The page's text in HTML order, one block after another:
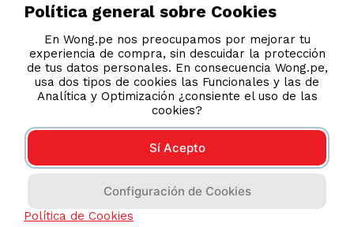
DESCARGA NUESTRA APP
Esta tienda usa Niubiz para realizar transacciones
Política general sobre Cookies
En Wong.pe nos preocupamos por mejorar tu
experiencia de compra, sin descuidar la protección
de tus datos personales. En consecuencia Wong.pe,
usa dos tipos de cookies las Funcionales y las de
Analítica y Optimización ¿consiente el uso de las
cookies?
Sí Acepto
Configuración de Cookies
Política de Cookies